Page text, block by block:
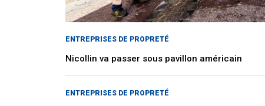
ENTREPRISES DE PROPRETÉ
Nicollin va passer sous pavillon américain
ENTREPRISES DE PROPRETÉ